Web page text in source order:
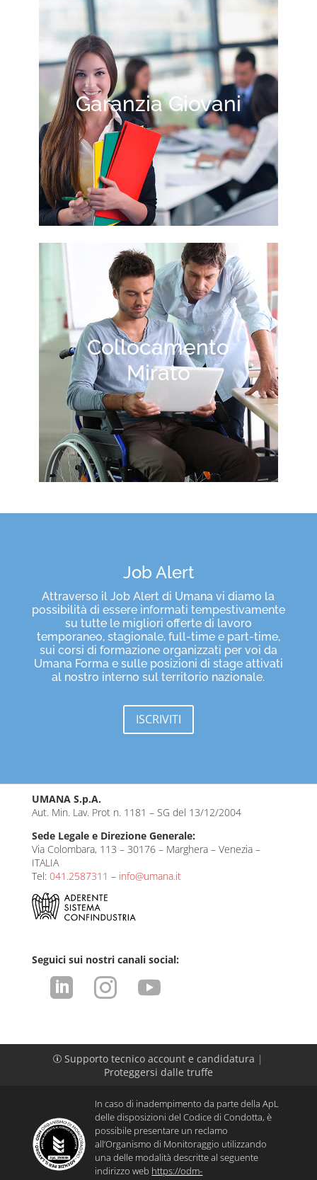
Garanzia Giovani
Collocamento
Mirato
Job Alert
Attraverso il Job Alert di Umana vi diamo la
possibilità di essere informati tempestivamente
su tutte le migliori offerte di lavoro
temporaneo, stagionale, full-time e part-time,
sui corsi di formazione organizzati per voi da
Umana Forma e sulle posizioni di stage attivati
al nostro interno sul territorio nazionale.
ISCRIVITI
UMANA S.p.A.
Aut. Min. Lav. Prot n. 1181 – SG del 13/12/2004
Sede Legale e Direzione Generale:
Via Colombara, 113 – 30176 – Marghera – Venezia –
ITALIA
Tel: 041.2587311 – info@umana.it
Seguici sui nostri canali social:
  
p Supporto tecnico account e candidatura |
Proteggersi dalle truffe
In caso di inadempimento da parte della ApL
delle disposizioni del Codice di Condotta, è
possibile presentare un reclamo
all’Organismo di Monitoraggio utilizzando
una delle modalità descritte al seguente
indirizzo web https://odm-